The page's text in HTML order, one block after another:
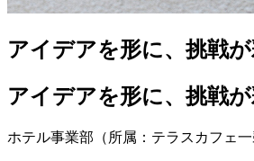
アイデアを形に、挑戦
アイデアを形に、挑戦
ホテル事業部（所属：テラスカフェ